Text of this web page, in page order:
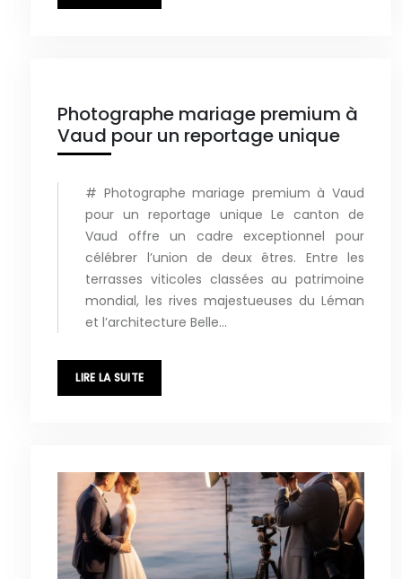
Photographe mariage premium à
Vaud pour un reportage unique
# Photographe mariage premium à Vaud
pour un reportage unique Le canton de
Vaud offre un cadre exceptionnel pour
célébrer l’union de deux êtres. Entre les
terrasses viticoles classées au patrimoine
mondial, les rives majestueuses du Léman
et l’architecture Belle…
LIRE LA SUITE